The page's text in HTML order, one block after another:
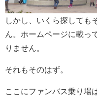
しかし、いくら探しても
ん。ホームページに載っ
りません。
それもそのはず。
ここにファンバス乗り場